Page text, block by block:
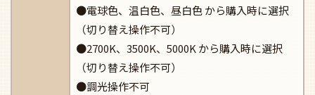
●電球色、温白色、昼白色 から購入時に選択
（切り替え操作不可）
●2700K、3500K、5000K から購入時に選択
（切り替え操作不可）
●調光操作不可